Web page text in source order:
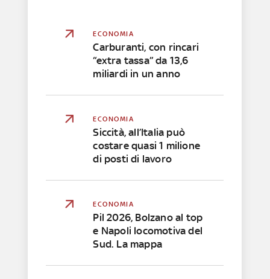
ECONOMIA
Carburanti, con rincari
“extra tassa” da 13,6
miliardi in un anno
ECONOMIA
Siccità, all’Italia può
costare quasi 1 milione
di posti di lavoro
ECONOMIA
Pil 2026, Bolzano al top
e Napoli locomotiva del
Sud. La mappa